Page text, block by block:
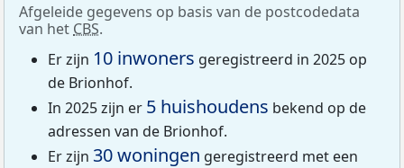
Afgeleide gegevens op basis van de postcodedata
van het CBS.
Er zijn 10 inwoners geregistreerd in 2025 op
de Brionhof.
In 2025 zijn er 5 huishoudens bekend op de
adressen van de Brionhof.
Er zijn 30 woningen geregistreerd met een